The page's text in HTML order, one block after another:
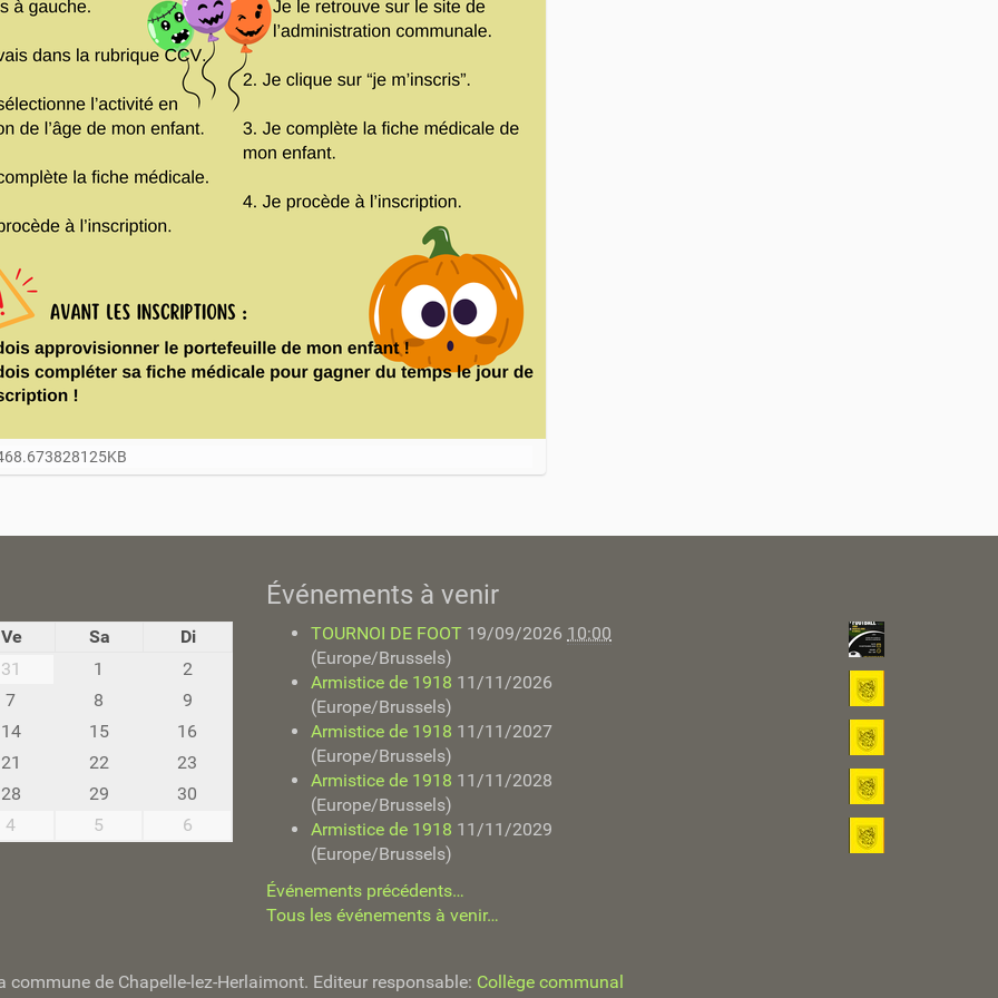
Ve Sa
Di
31 1
2
7 8
9
14 15
16
21 22
23
28 29
30
4 5 6
Événements à venir
TOURNOI DE FOOT 19/09/2026 10:00
(Europe/Brussels)
Armistice de 1918 11/11/2026
(Europe/Brussels)
Armistice de 1918 11/11/2027
(Europe/Brussels)
Armistice de 1918 11/11/2028
(Europe/Brussels)
Armistice de 1918 11/11/2029
(Europe/Brussels)
Événements précédents…
Tous les événements à venir…
commune de Chapelle-lez-Herlaimont. Editeur responsable: Collège communal